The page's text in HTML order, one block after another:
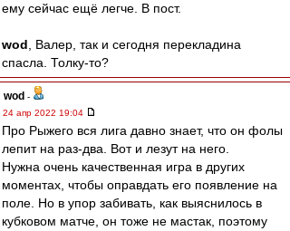
ему сейчас ещё легче. В пост.
wod , Валер, так и сегодня перекладина
спасла. Толку-то?
wod -
24 апр 2022 19:04
Про Рыжего вся лига давно знает, что он фолы
лепит на раз-два. Вот и лезут на него.
Нужна очень качественная игра в других
моментах, чтобы оправдать его появление на
поле. Но в упор забивать, как выяснилось в
кубковом матче, он тоже не мастак, поэтому